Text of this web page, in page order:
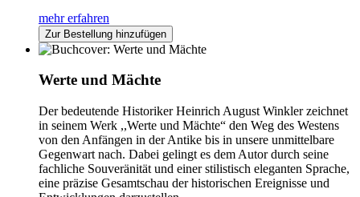
mehr erfahren
Zur Bestellung hinzufügen
Werte und Mächte
Der bedeutende Historiker Heinrich August Winkler zeichnet
in seinem Werk ,,Werte und Mächte“ den Weg des Westens
von den Anfängen in der Antike bis in unsere unmittelbare
Gegenwart nach. Dabei gelingt es dem Autor durch seine
fachliche Souveränität und einer stilistisch eleganten Sprache,
eine präzise Gesamtschau der historischen Ereignisse und